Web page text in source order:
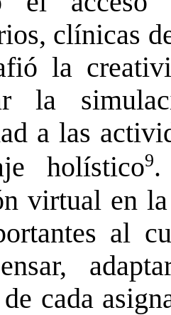
clínicas
ó la
la
a las
holístico9.
virtual en
al
cada